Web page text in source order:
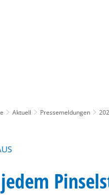
Aktuell Pressemeldungen